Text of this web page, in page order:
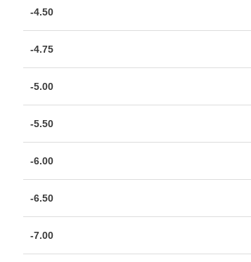
-4.50
-4.75
-5.00
-5.50
-6.00
-6.50
-7.00